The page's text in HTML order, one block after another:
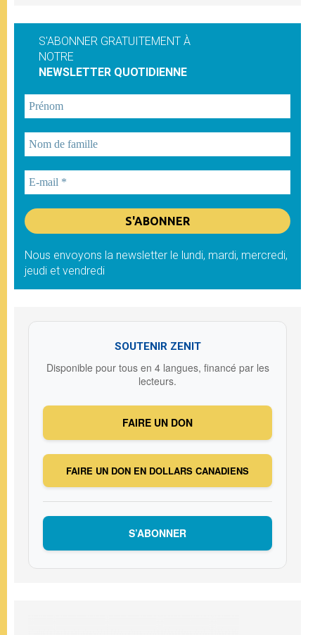
S'ABONNER GRATUITEMENT À
NOTRE
NEWSLETTER QUOTIDIENNE
Nous envoyons la newsletter le lundi, mardi, mercredi,
jeudi et vendredi
SOUTENIR ZENIT
Disponible pour tous en 4 langues, financé par les
lecteurs.
FAIRE UN DON
FAIRE UN DON EN DOLLARS CANADIENS
S’ABONNER